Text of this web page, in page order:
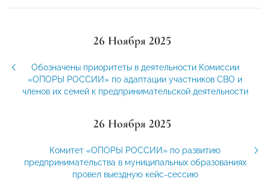
26 Ноября 2025
Обозначены приоритеты в деятельности Комиссии
«ОПОРЫ РОССИИ» по адаптации участников СВО и
членов их семей к предпринимательской деятельности
26 Ноября 2025
Комитет «ОПОРЫ РОССИИ» по развитию
предпринимательства в муниципальных образованиях
провел выездную кейс-сессию